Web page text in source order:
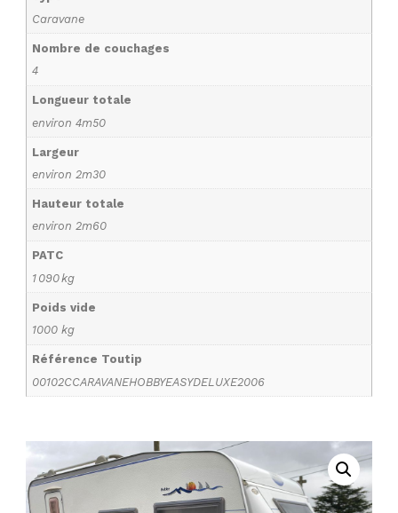
Caravane
Nombre de couchages
4
Longueur totale
environ 4m50
Largeur
environ 2m30
Hauteur totale
environ 2m60
PATC
1 090 kg
Poids vide
1000 kg
Référence Toutip
00102CCARAVANEHOBBYEASYDELUXE2006